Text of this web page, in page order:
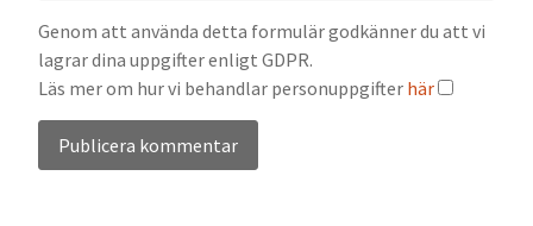
Genom att använda detta formulär godkänner du att vi
lagrar dina uppgifter enligt GDPR.
Läs mer om hur vi behandlar personuppgifter här